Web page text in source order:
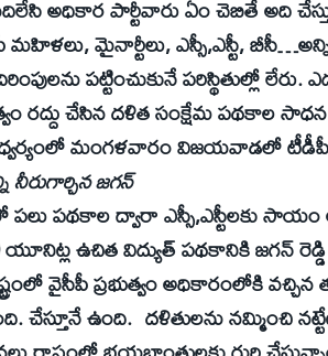
అధికార పార్టీవారు ఏం చెబితే అది
మైనార్టీలు, ఎస్సీ,ఎస్టీ,
పట్టించుకునే పరిస్థితుల్లో
రద్దు చేసిన దళిత సంక్షేమ పథకాల
మంగళవారం విజయవాడలో టీడీపీ
నీరుగార్చిన జగన్‌
పథకాల ద్వారా ఎస్సీ,ఎస్టీలకు సాయం
ఉచిత విద్యుత్‌ పథకానికి జగన్‌
వైసీపీ ప్రభుత్వం అధికారంలోకి వచ్చిన
చేస్తూనే ఉంది. దళితులను నమ్మించి